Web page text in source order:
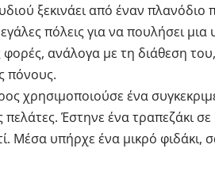
ξεκινάει από έναν
πόλεις για να πουλήσει
φορές, ανάλογα με τη διάθεση
πόνους.
χρησιμοποιούσε ένα
Έστηνε ένα τραπεζάκι σε
Μέσα υπήρχε ένα μικρό φιδάκι,